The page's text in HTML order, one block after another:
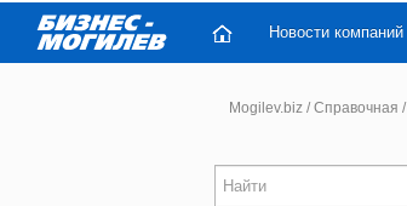
Новости компаний
Mogilev.biz / Справочная /